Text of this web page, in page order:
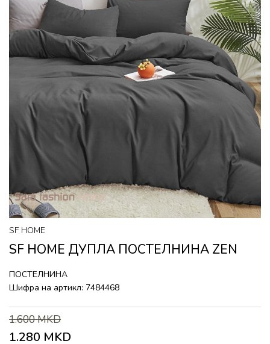
SF HOME
SF HOME ДУПЛА ПОСТЕЛНИНА ZEN
ПОСТЕЛНИНА
Шифра на артикл: 7484468
1.600MKD
1.280 MKD